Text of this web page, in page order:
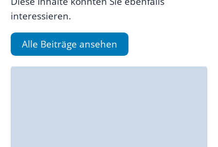
interessieren.
Alle Beiträge ansehen